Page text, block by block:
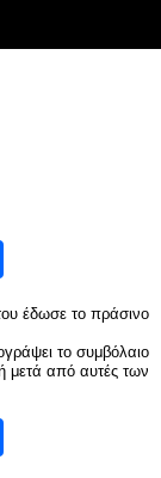
έδωσε το πράσινο
το συμβόλαιο
μετά από αυτές των